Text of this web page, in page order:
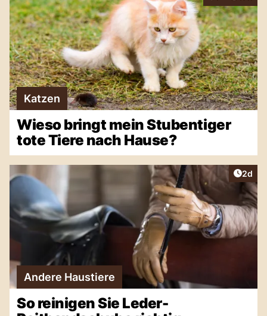
Katzen
Wieso bringt mein Stubentiger
tote Tiere nach Hause?
2d
Andere Haustiere
So reinigen Sie Leder-